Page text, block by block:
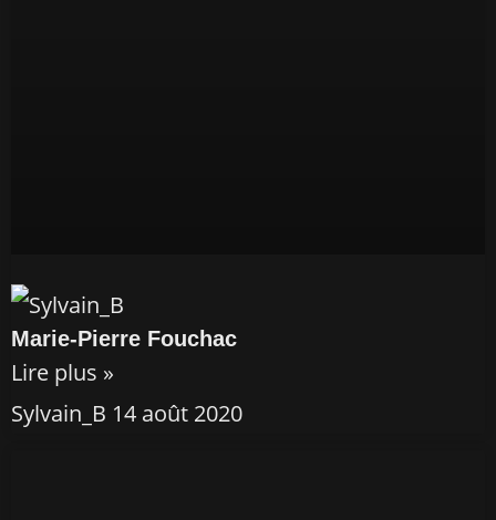
Marie-Pierre Fouchac
Lire plus »
Sylvain_B 14 août 2020